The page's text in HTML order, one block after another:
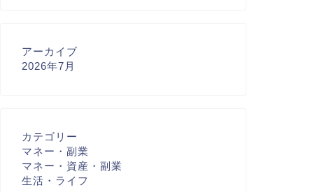
アーカイブ
2026年7月
カテゴリー
マネー・副業
マネー・資産・副業
生活・ライフ